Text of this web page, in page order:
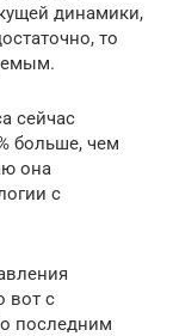
динамики,
то
сейчас
больше, чем
она
с
вот с
последним